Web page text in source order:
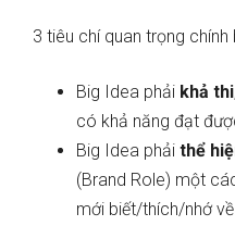
3 tiêu chí quan trọng
Big Idea phải khả thi
có khả năng đạt
Big Idea phải thể
(Brand Role) một
mới biết/thích/nhớ về